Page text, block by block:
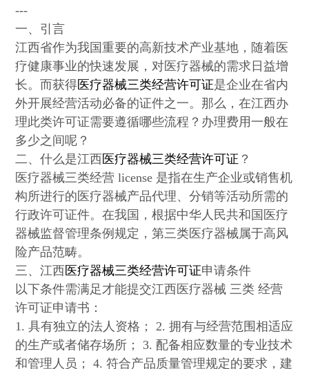
---
一、引言
江西省作为我国重要的高新技术产业基地，随着医
疗健康事业的快速发展，对医疗器械的需求日益增
长。而获得医疗器械三类经营许可证是企业在省内
外开展经营活动必备的证件之一。那么，在江西办
理此类许可证需要遵循哪些流程？办理费用一般在
多少之间呢？
二、什么是江西 医疗器械三类经营许可证 ？
医疗器械三类经营 license 是指在生产企业或销售机
构所进行的医疗器械产品代理、分销等活动所需的
行政许可证件。在我国，根据中华人民共和国医疗
器械监督管理条例规定，第三类医疗器械属于高风
险产品范畴。
三、江西 医疗器械三类经营许可证申请条件
以下条件需满足才能提交江西医疗器械 三类 经营
许可证申请书：
1. 具有独立的法人资格； 2. 拥有与经营范围相适应
的生产或者储存场所； 3. 配备相应数量的专业技术
和管理人员； 4. 符合产品质量管理规定的要求，建